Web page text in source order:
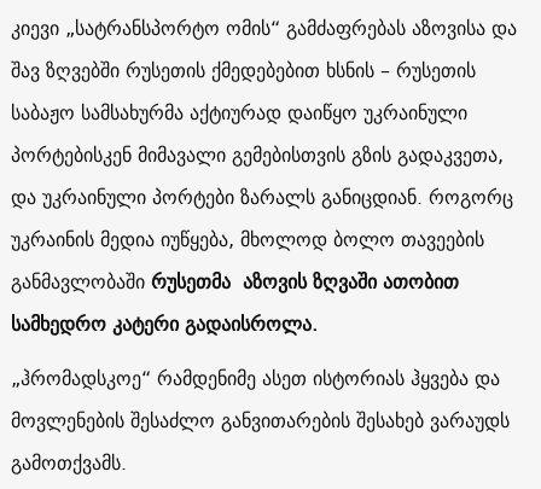
კიევი „სატრანსპორტო ომის“ გამძაფრებას აზოვისა და
შავ ზღვებში რუსეთის ქმედებებით ხსნის – რუსეთის
საბაჟო სამსახურმა აქტიურად დაიწყო უკრაინული
პორტებისკენ მიმავალი გემებისთვის გზის გადაკვეთა,
და უკრაინული პორტები ზარალს განიცდიან. როგორც
უკრაინის მედია იუწყება, მხოლოდ ბოლო თავეების
განმავლობაშირუსეთმა აზოვის ზღვაში ათობით
სამხედრო კატერი გადაისროლა.
„ჰრომადსკოე“ რამდენიმე ასეთ ისტორიას ჰყვება და
მოვლენების შესაძლო განვითარების შესახებ ვარაუდს
გამოთქვამს.